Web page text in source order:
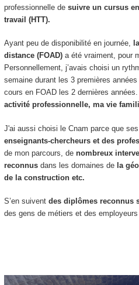
professionnelle de suivre un cursus
travail (HTT).
Ayant peu de disponibilité en journée,
distance (FOAD)a été vraiment, pour
Personnellement, j’avais choisi un
semaine durant les 3 premières
cours en FOADles 2 dernières années.
activité professionnelle, ma vie
J'ai aussi choisi le Cnam parce que ses
enseignants-chercheurs et des
de mon parcours, de nombreux
reconnusdans les domaines de la
de la construction etc.
S’en suivent des diplômes reconnus
des gens de métiers et des employeurs